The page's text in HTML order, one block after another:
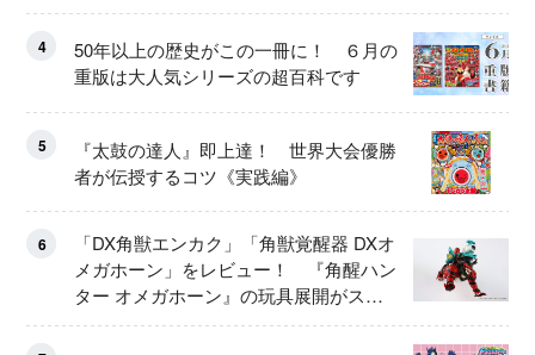
4
50年以上の歴史がこの一冊に！ ６月の
重版は大人気シリーズの超百科です
5
『太鼓の達人』即上達！ 世界大会優勝
者が伝授するコツ《実践編》
6
「DX角獣エンカク」「角獣覚醒器 DXオ
メガホーン」をレビュー！ 『角醒ハン
ター オメガホーン』の玩具展開がスタ
ート！